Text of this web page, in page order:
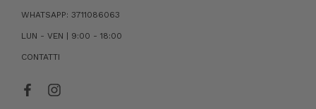
WHATSAPP: 3711086063
LUN - VEN | 9:00 - 18:00
CONTATTI